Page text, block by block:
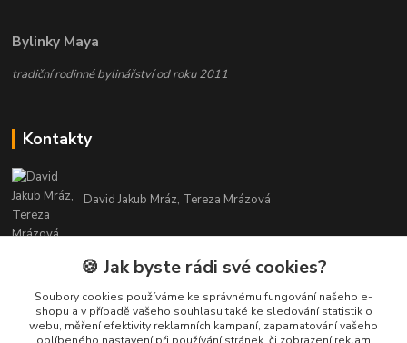
Bylinky Maya
tradiční rodinné bylinářství od roku 2011
Kontakty
David Jakub Mráz, Tereza Mrázová
info@bylinky-maya.cz
🍪 Jak byste rádi své cookies?
Soubory cookies používáme ke správnému fungování našeho e-
shopu a v případě vašeho souhlasu také ke sledování statistik o
webu, měření efektivity reklamních kampaní, zapamatování vašeho